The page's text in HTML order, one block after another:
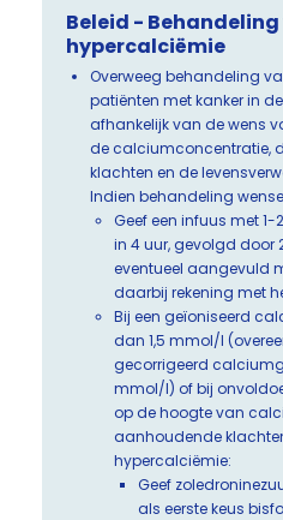
Beleid -
hypercalciëmie
Overweeg behandeling
patiënten met kanker in
afhankelijk van de wens
de calciumconcentratie,
klachten en de
Indien behandeling
Geef een infuus met
in 4 uur, gevolgd door
eventueel aangevuld
daarbij rekening met
Bij een geïoniseerd
dan 1,5 mmol/l
gecorrigeerd
mmol/l) of bij
op de hoogte van
aanhoudende
hypercalciëmie:
Geef
als eerste keus